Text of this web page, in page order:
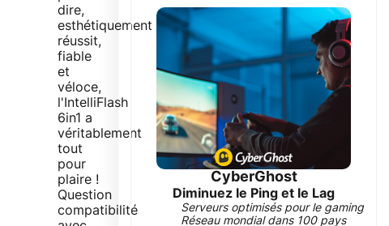
dire,
esthétiquement
réussit,
fiable
et
véloce,
l'IntelliFlash
6in1 a
véritablement
tout
pour
plaire !
Question
compatibilité
CyberGhost
Diminuez le Ping et le Lag
Serveurs optimisés pour le gaming
Réseau mondial dans 100 pays